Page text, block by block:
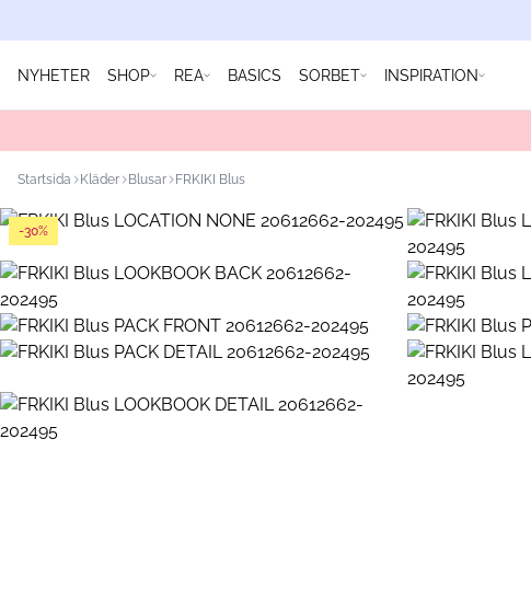
NYHETER SHOP REA BASICS SORBET INSPIRATION
Startsida Kläder Blusar FRKIKI Blus
-30%